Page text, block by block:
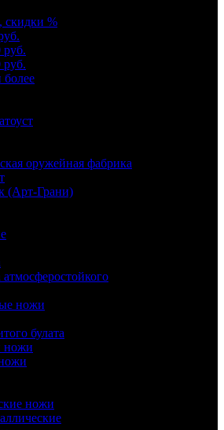
скидки %
руб.
руб.
более
оружейная фабрика
(Арт-Грани)
ножи
булата
ножи
ножи